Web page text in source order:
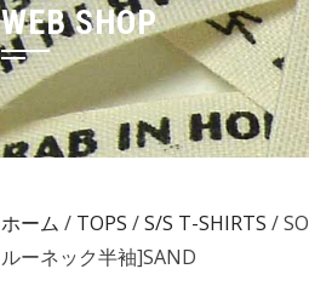
WEB SHOP
ホーム / TOPS /S/S T-SHIRTS /
ルーネック半袖]SAND